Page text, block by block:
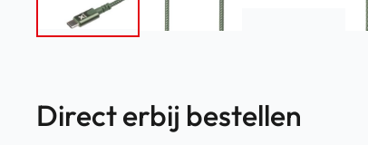
Direct erbij bestellen